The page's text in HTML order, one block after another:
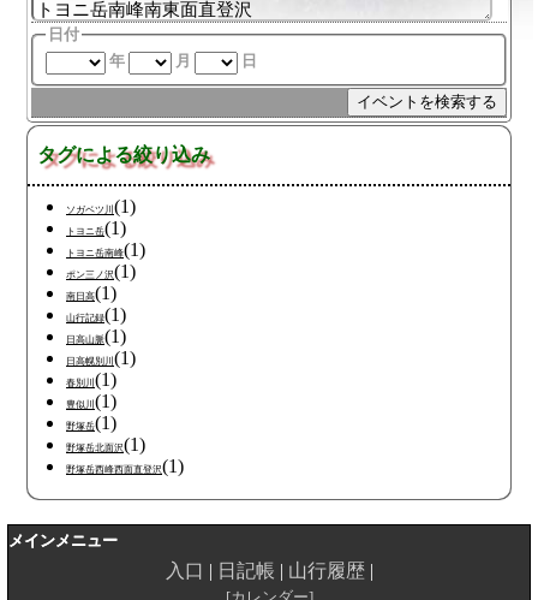
日付
年
月 日
タグによる絞り込み
ソガベツ川 (1)
トヨニ岳(1)
トヨニ岳南峰(1)
ポン三ノ沢(1)
南日高(1)
山行記録(1)
日高山脈(1)
日高幌別川 (1)
春別川 (1)
豊似川 (1)
野塚岳(1)
野塚岳北面沢(1)
野塚岳西峰西面直登沢(1)
メインメニュー
入口 日記帳 山行履歴